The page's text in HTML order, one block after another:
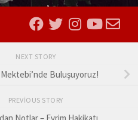
NEXT STORY
Mektebi’nde Buluşuyoruz!
PREVIOUS STORY